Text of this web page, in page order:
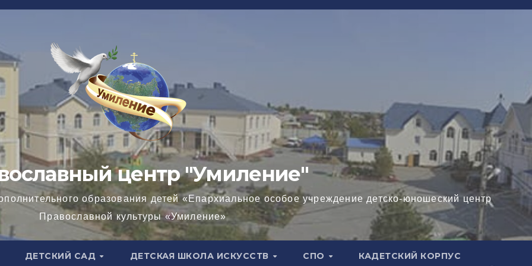
центр "Умиление"
образования детей «Епархиальное особое учреждение детско-юношеский центр
Православной культуры «Умиление»
ДЕТСКИЙ САД ДЕТСКАЯ ШКОЛА ИСКУССТВ СПО КАДЕТСКИЙ КОРПУС